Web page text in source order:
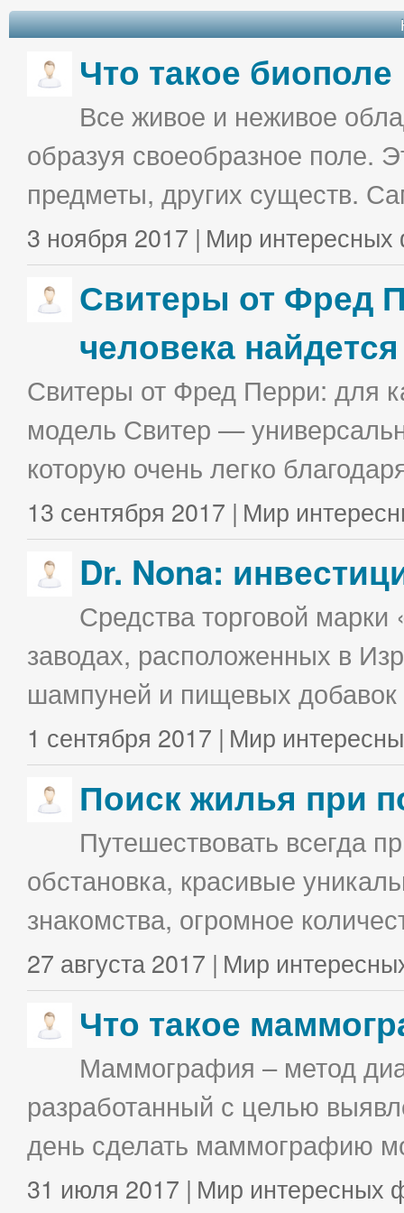
Что такое биополе
Все живое и неживое
образуя своеобразное поле.
предметы, других существ.
3 ноября 2017 | Мир интересных
Свитеры от Фред
человека
Свитеры от Фред Перри: для
модель Свитер —
которую очень легко
13 сентября 2017 | Мир
Dr. Nona:
Средства торговой
заводах, расположенных в
шампуней и пищевых
1 сентября 2017 | Мир
Поиск жилья при
Путешествовать всегда
обстановка, красивые
знакомства, огромное
27 августа 2017 | Мир
Что такое
Маммография – метод
разработанный с целью
день сделать маммографию
31 июля 2017 | Мир интересных